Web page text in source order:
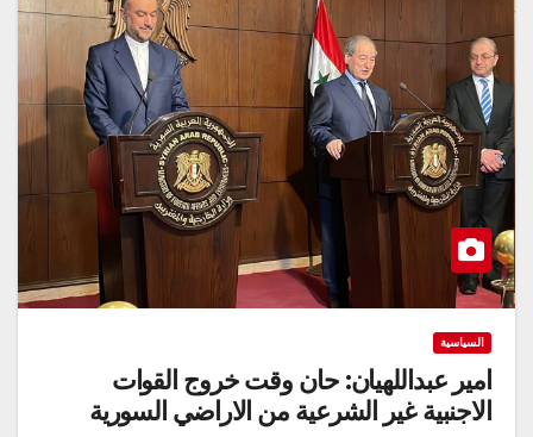
السياسية
امير عبداللهيان: حان وقت خروج القوات
الاجنبية غير الشرعية من الاراضي السورية